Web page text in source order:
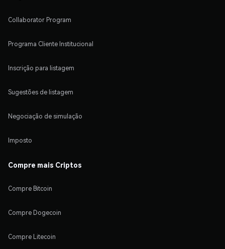
Collaborator Program
Programa Cliente Institucional
Inscrição para listagem
Sugestões de listagem
Negociação de simulação
Imposto
Compre mais Criptos
Compre Bitcoin
Compre Dogecoin
Compre Litecoin